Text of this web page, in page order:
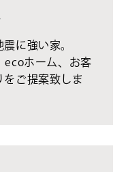
に強い家。
ecoホーム、お客
ご提案致しま